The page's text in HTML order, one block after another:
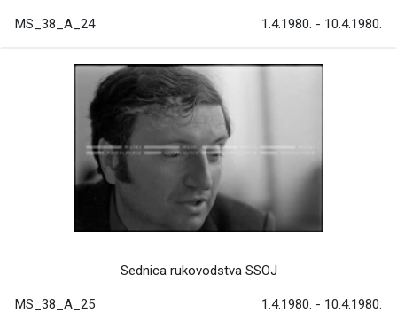
MS_38_A_24 1.4.1980. - 10.4.1980.
Sednica rukovodstva SSOJ
MS_38_A_25 1.4.1980. - 10.4.1980.